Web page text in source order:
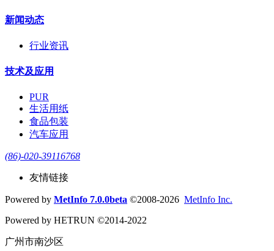
新闻动态
行业资讯
技术及应用
PUR
生活用纸
食品包装
汽车应用
(86)-020-39116768
友情链接
Powered by MetInfo 7.0.0beta ©2008-2026 MetInfo Inc.
Powered by HETRUN ©2014-2022
广州市南沙区